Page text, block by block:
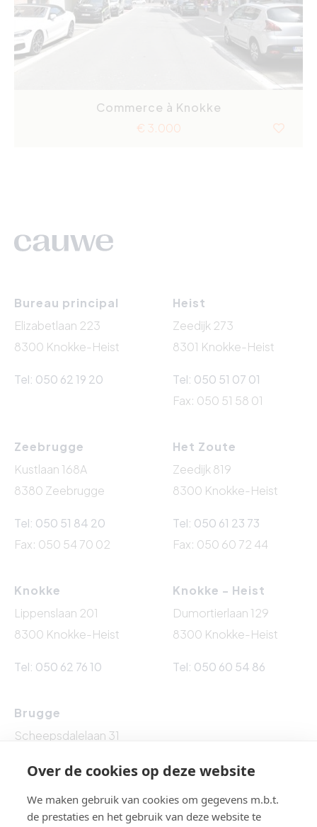
Commerce à Knokke
€ 3.000
Bureau principal
Elizabetlaan 223
8300 Knokke-Heist
Tel: 050 62 19 20
Heist
Zeedijk 273
8301 Knokke-Heist
Tel: 050 51 07 01
Fax: 050 51 58 01
Zeebrugge
Kustlaan 168A
8380 Zeebrugge
Tel: 050 51 84 20
Fax: 050 54 70 02
Het Zoute
Zeedijk 819
8300 Knokke-Heist
Tel: 050 61 23 73
Fax: 050 60 72 44
Knokke
Lippenslaan 201
8300 Knokke-Heist
Tel: 050 62 76 10
Knokke - Heist
Dumortierlaan 129
8300 Knokke-Heist
Tel: 050 60 54 86
Brugge
Scheepsdalelaan 31
Over de cookies op deze website
We maken gebruik van cookies om gegevens m.b.t.
de prestaties en het gebruik van deze website te